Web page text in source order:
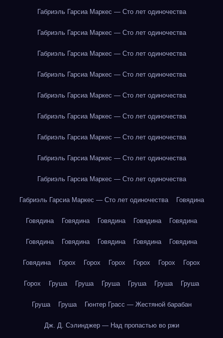
Габриэль Гарсиа Маркес — Сто лет одиночества
Габриэль Гарсиа Маркес — Сто лет одиночества
Габриэль Гарсиа Маркес — Сто лет одиночества
Габриэль Гарсиа Маркес — Сто лет одиночества
Габриэль Гарсиа Маркес — Сто лет одиночества
Габриэль Гарсиа Маркес — Сто лет одиночества
Габриэль Гарсиа Маркес — Сто лет одиночества
Габриэль Гарсиа Маркес — Сто лет одиночества
Габриэль Гарсиа Маркес — Сто лет одиночества
Габриэль Гарсиа Маркес — Сто лет одиночества Говядина
Говядина Говядина Говядина Говядина Говядина
Говядина Говядина Говядина Говядина Говядина
Говядина Горох Горох Горох Горох Горох Горох
Горох Груша Груша Груша Груша Груша Груша
Груша Груша Гюнтер Грасс — Жестяной барабан
Дж. Д. Сэлинджер — Над пропастью во ржи